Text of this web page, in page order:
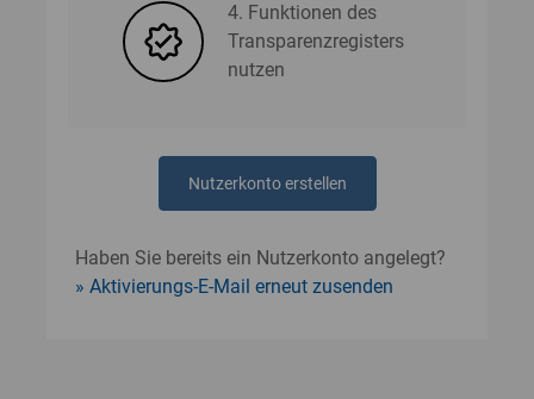
4. Funktionen des
Transparenzregisters
nutzen
Nutzerkonto erstellen
Haben Sie bereits ein Nutzerkonto angelegt?
Aktivierungs-E-Mail erneut zusenden